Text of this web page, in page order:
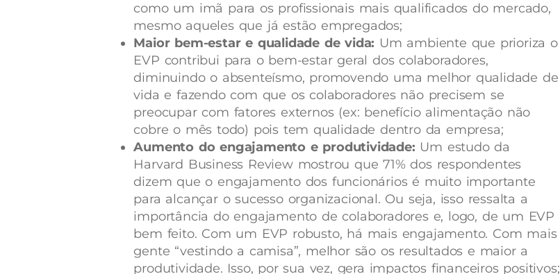
como um imã para os profissionais mais qualificados do mercado,
mesmo aqueles que já estão empregados;
Maior bem-estar e qualidade de vida: Um ambiente que prioriza o
EVP contribui para o bem-estar geral dos colaboradores,
diminuindo o absenteísmo, promovendo uma melhor qualidade de
vida e fazendo com que os colaboradores não precisem se
preocupar com fatores externos (ex: benefício alimentação não
cobre o mês todo) pois tem qualidade dentro da empresa;
Aumento do engajamento e produtividade: Um estudo da
Harvard Business Review mostrou que 71% dos respondentes
dizem que o engajamento dos funcionários é muito importante
para alcançar o sucesso organizacional. Ou seja, isso ressalta a
importância do engajamento de colaboradores e, logo, de um EVP
bem feito. Com um EVP robusto, há mais engajamento. Com mais
gente “vestindo a camisa”, melhor são os resultados e maior a
produtividade. Isso, por sua vez, gera impactos financeiros positivos;